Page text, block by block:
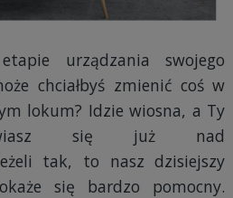
urządzania swojego
chciałbyś zmienić coś w
lokum? Idzie wiosna, a Ty
się już nad
tak, to nasz dzisiejszy
się bardzo pomocny.